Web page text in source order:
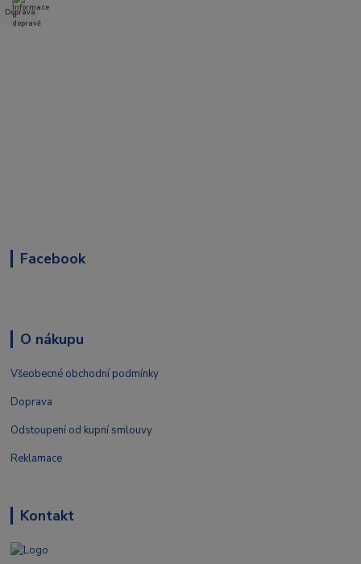
Doprava
Facebook
O nákupu
Všeobecné obchodní podmínky
Doprava
Odstoupení od kupní smlouvy
Reklamace
Kontakt